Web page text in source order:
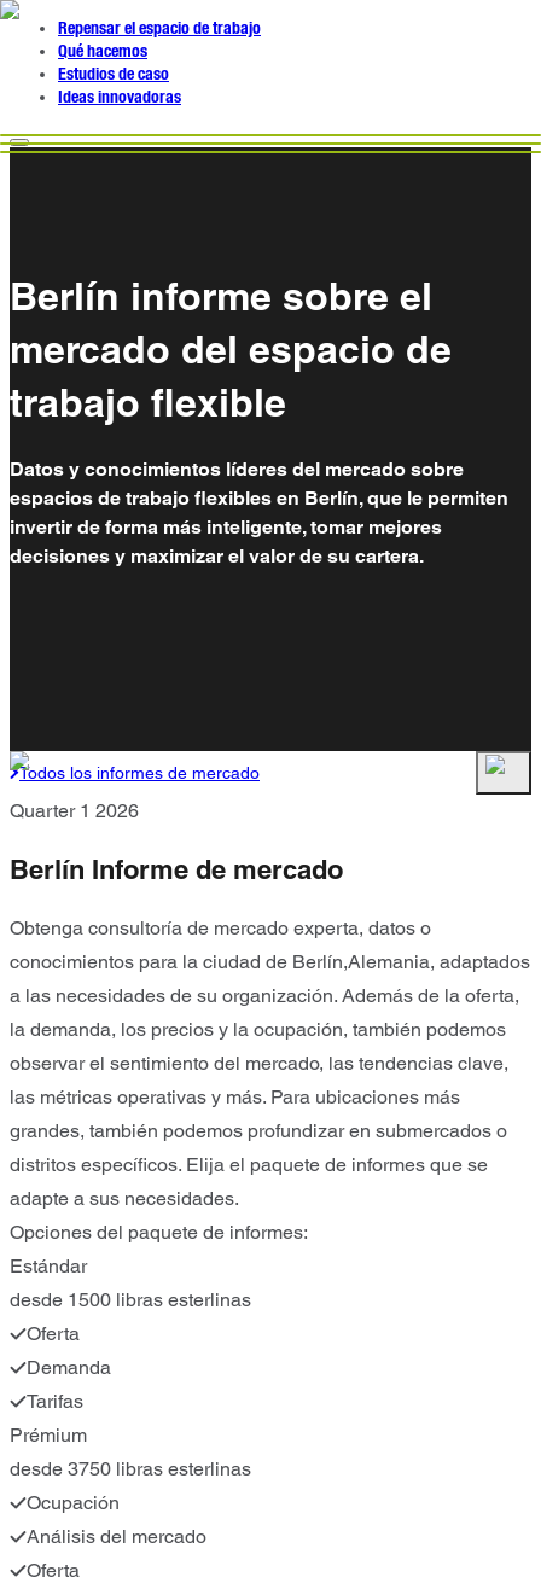
Repensar el espacio de trabajo
Qué hacemos
Estudios de caso
Ideas innovadoras
Berlín informe sobre el
mercado del espacio de
trabajo flexible
Datos y conocimientos líderes del mercado sobre
espacios de trabajo flexibles en Berlín, que le permiten
invertir de forma más inteligente, tomar mejores
decisiones y maximizar el valor de su cartera.
Todos los informes de mercado
Quarter 1 2026
Berlín Informe de mercado
Obtenga consultoría de mercado experta, datos o
conocimientos para la ciudad de Berlín,Alemania, adaptados
a las necesidades de su organización. Además de la oferta,
la demanda, los precios y la ocupación, también podemos
observar el sentimiento del mercado, las tendencias clave,
las métricas operativas y más. Para ubicaciones más
grandes, también podemos profundizar en submercados o
distritos específicos. Elija el paquete de informes que se
adapte a sus necesidades.
Opciones del paquete de informes:
Estándar
desde 1500 libras esterlinas
Oferta
Demanda
Tarifas
Prémium
desde 3750 libras esterlinas
Ocupación
Análisis del mercado
Oferta